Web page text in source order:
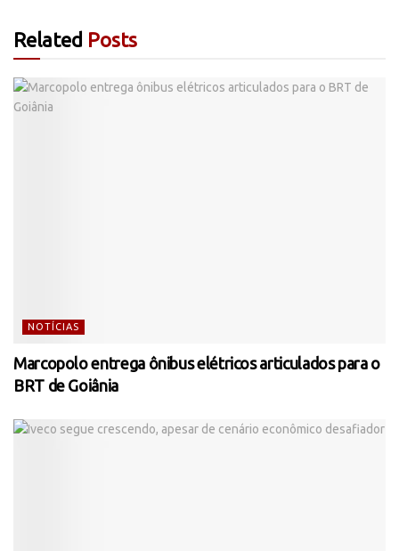
Related Posts
NOTÍCIAS
Marcopolo entrega ônibus elétricos articulados para o
BRT de Goiânia